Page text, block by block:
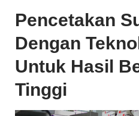
Pencetakan
Dengan
Untuk Hasil
Tinggi